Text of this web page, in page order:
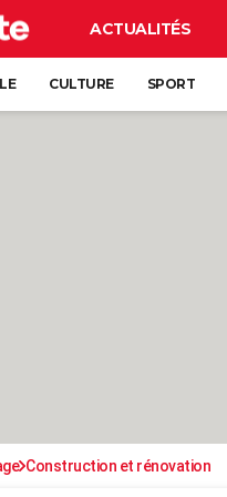
ACTUALITÉS
CULTURE SPORT
Construction et rénovation